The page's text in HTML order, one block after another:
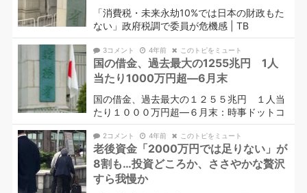
「消費税・未来永劫10%では日本の財政もた
ない」政府税調で委員が危機感 | TB
3コメント 4年前 このトピをミュート
国の借金、過去最大の1255兆円 1人
当たり1000万円超―6月末
国の借金、過去最大の１２５５兆円 １人当
たり１０００万円超―６月末：時事ドットコ
2コメント 4年前 このトピをミュート
老後資金「2000万円では足りない」が
8割も…投資どころか、ささやかな贅沢
すら我慢か